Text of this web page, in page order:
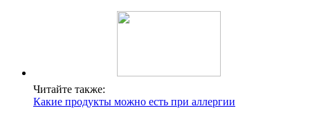
Читайте также:
Какие продукты можно есть при аллергии